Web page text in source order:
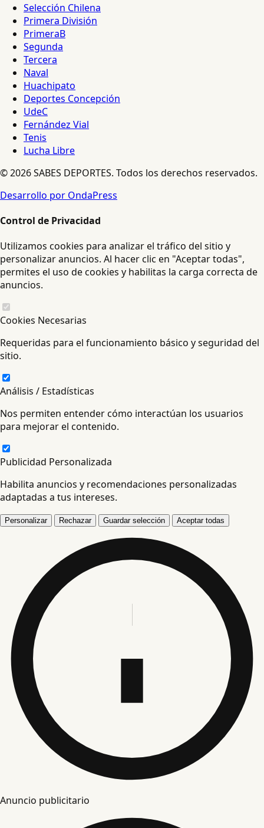
Selección Chilena
Primera División
PrimeraB
Segunda
Tercera
Naval
Huachipato
Deportes Concepción
UdeC
Fernández Vial
Tenis
Lucha Libre
© 2026 SABES DEPORTES. Todos los derechos reservados.
Desarrollo por OndaPress
Control de Privacidad
Utilizamos cookies para analizar el tráfico del sitio y
personalizar anuncios. Al hacer clic en "Aceptar todas",
permites el uso de cookies y habilitas la carga correcta de
anuncios.
Cookies Necesarias
Requeridas para el funcionamiento básico y seguridad del
sitio.
Análisis / Estadísticas
Nos permiten entender cómo interactúan los usuarios
para mejorar el contenido.
Publicidad Personalizada
Habilita anuncios y recomendaciones personalizadas
adaptadas a tus intereses.
Personalizar Rechazar Guardar selección Aceptar todas
Anuncio publicitario